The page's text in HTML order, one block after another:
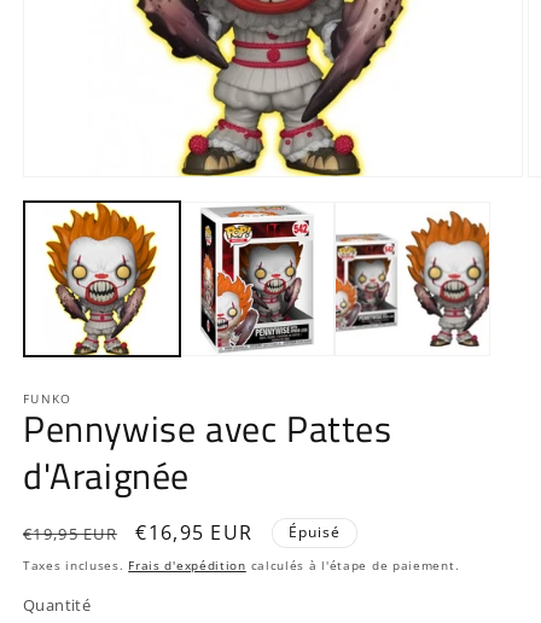
le
média
dans
une
fenêtre
modale
FUNKO
Pennywise avec Pattes
d'Araignée
Prix
habituel
€19,95 EUR
Prix
promotionnel
€16,95 EUR Épuisé
Taxes incluses. Frais d'expédition calculés à l'étape de paiement.
Quantité
Quantité